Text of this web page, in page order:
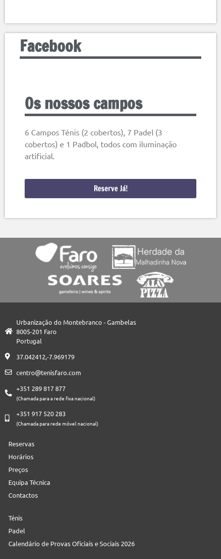
Facebook
Os nossos campos
6 Campos Ténis (2 cobertos), 7 Padel (3
cobertos) e 1 Padbol, todos com iluminação
artificial.
Reserve Já!
Urbanização do Montebranco - Gambelas
8005-201 Faro
Portugal
37.042412,-7.969179
centro@tenisfaro.com
+351 289 817 877
(Chamada para a rede fixa nacional)
+351 917 520 283
(Chamada para rede móvel nacional)
Reservas
Horários
Preços
Equipa Técnica
Contactos
Ténis
Padel
Calendário de Provas Oficiais e Sociais 2026